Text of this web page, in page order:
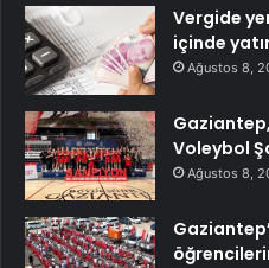
Vergide
içinde
Ağustos 8,
Voleybol
Ağustos 8,